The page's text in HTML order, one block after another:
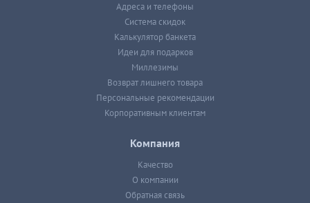
Адреса и телефоны
Система скидок
Калькулятор банкета
Идеи для подарков
Миллезимы
Возврат лишнего товара
Персональные рекомендации
Корпоративным клиентам
Компания
Качество
О компании
Обратная связь